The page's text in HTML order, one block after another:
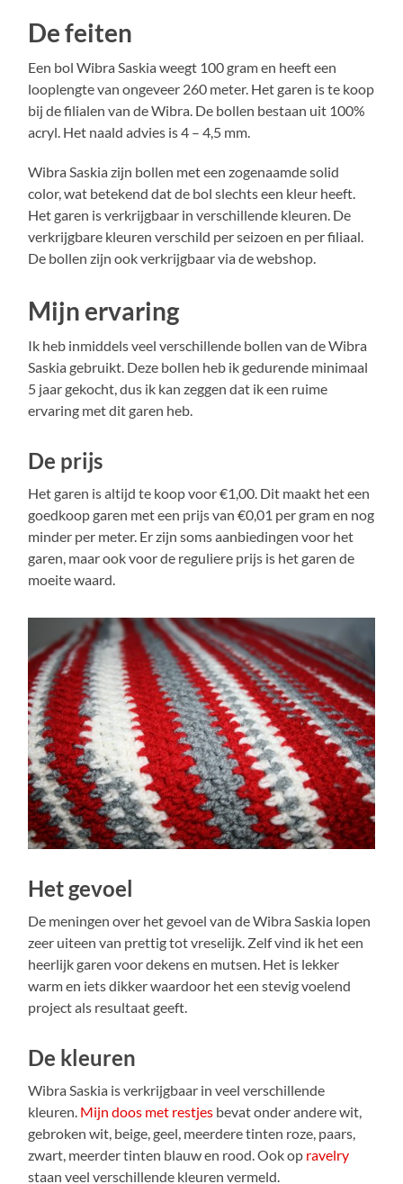
De feiten
Een bol Wibra Saskia weegt 100 gram en heeft een
looplengte van ongeveer 260 meter. Het garen is te koop
bij de filialen van de Wibra. De bollen bestaan uit 100%
acryl. Het naald advies is 4 – 4,5 mm.
Wibra Saskia zijn bollen met een zogenaamde solid
color, wat betekend dat de bol slechts een kleur heeft.
Het garen is verkrijgbaar in verschillende kleuren. De
verkrijgbare kleuren verschild per seizoen en per filiaal.
De bollen zijn ook verkrijgbaar via de webshop.
Mijn ervaring
Ik heb inmiddels veel verschillende bollen van de Wibra
Saskia gebruikt. Deze bollen heb ik gedurende minimaal
5 jaar gekocht, dus ik kan zeggen dat ik een ruime
ervaring met dit garen heb.
De prijs
Het garen is altijd te koop voor €1,00. Dit maakt het een
goedkoop garen met een prijs van €0,01 per gram en nog
minder per meter. Er zijn soms aanbiedingen voor het
garen, maar ook voor de reguliere prijs is het garen de
moeite waard.
Het gevoel
De meningen over het gevoel van de Wibra Saskia lopen
zeer uiteen van prettig tot vreselijk. Zelf vind ik het een
heerlijk garen voor dekens en mutsen. Het is lekker
warm en iets dikker waardoor het een stevig voelend
project als resultaat geeft.
De kleuren
Wibra Saskia is verkrijgbaar in veel verschillende
kleuren. Mijn doos met restjes bevat onder andere wit,
gebroken wit, beige, geel, meerdere tinten roze, paars,
zwart, meerder tinten blauw en rood. Ook op ravelry
staan veel verschillende kleuren vermeld.